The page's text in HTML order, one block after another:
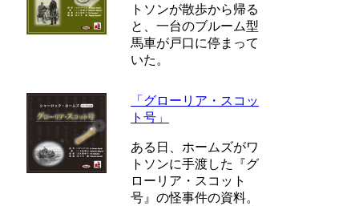
トソンが散歩から帰る
と、一台のブルーム型
馬車が戸口に停まって
いた。
「グローリア・スコッ
ト号」
ある日、ホームズがワ
トソンに手渡した『グ
ローリア・スコット
号』の怪事件の資料。